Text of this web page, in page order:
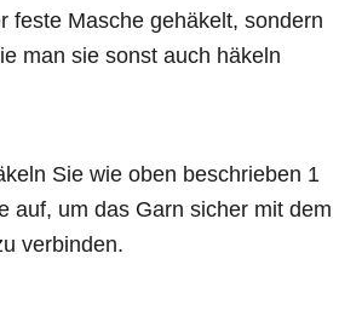
feste Masche gehäkelt, sondern
man sie sonst auch häkeln
Sie wie oben beschrieben 1
auf, um das Garn sicher mit dem
verbinden.